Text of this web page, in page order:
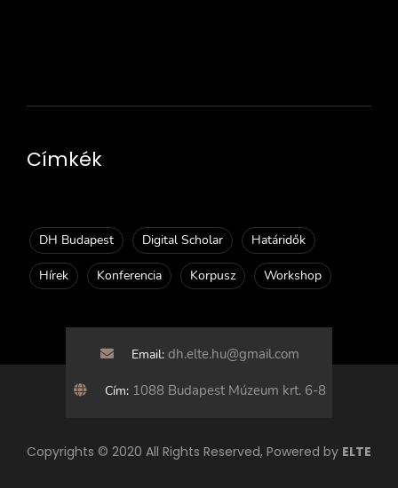
Címkék
DH Budapest Digital Scholar Határidők
Hírek Konferencia Korpusz Workshop
Email: dh.elte.hu@gmail.com
Cím: 1088 Budapest Múzeum krt. 6-8
Copyrights © 2020 All Rights Reserved, Powered by ELTE